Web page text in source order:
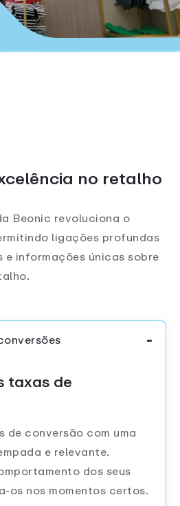
no retalho
Beonic revoluciona o
ligações profundas
e informações únicas sobre
taxas de
de conversão com uma
e relevante.
dos seus
os nos momentos certos.